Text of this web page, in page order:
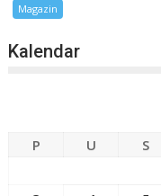
Magazin
Kalendar
P U S